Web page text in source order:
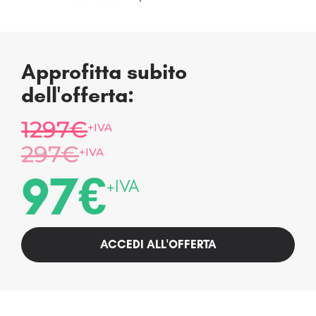
Approfitta subito
dell'offerta:
1297€+IVA
297€+IVA
97€+IVA
ACCEDI ALL'OFFERTA